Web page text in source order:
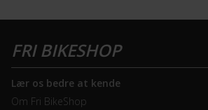
Lær os bedre at kende
Om Fri BikeShop